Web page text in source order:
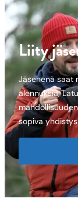
Liity
Jäsenenä saat
alennuksia,
sopiva